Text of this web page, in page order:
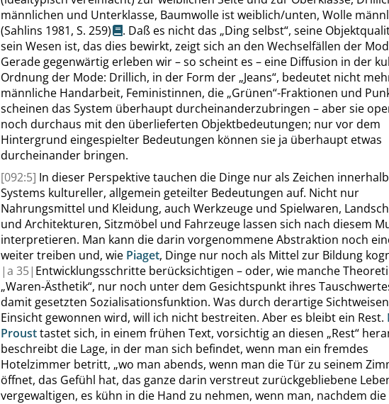
männlichen und Unterklasse, Baumwolle ist weiblich/unten, Wolle
(Sahlins 1981, S. 259) . Daß es nicht das „Ding selbst“, seine
sein Wesen ist, das dies bewirkt, zeigt sich an den Wechselfällen der
Gerade gegenwärtig erleben wir – so scheint es – eine Diffusion in der
Ordnung der Mode: Drillich, in der Form der „Jeans“, bedeutet nicht
männliche Handarbeit, Feministinnen, die „Grünen“-Fraktionen und
scheinen das System überhaupt durcheinanderzubringen – aber sie
noch durchaus mit den überlieferten Objektbedeutungen; nur vor dem
Hintergrund eingespielter Bedeutungen können sie ja überhaupt etwas
durcheinander bringen.
[092:5] In dieser Perspektive tauchen die Dinge nur als Zeichen
Systems kultureller, allgemein geteilter Bedeutungen auf. Nicht nur
Nahrungsmittel und Kleidung, auch Werkzeuge und Spielwaren,
und Architekturen, Sitzmöbel und Fahrzeuge lassen sich nach diesem
interpretieren. Man kann die darin vorgenommene Abstraktion noch
weiter treiben und, wie Piaget, Dinge nur noch als Mittel zur Bildung
|a 35| Entwicklungsschritte berücksichtigen – oder, wie manche
„Waren-Ästhetik“, nur noch unter dem Gesichtspunkt ihres
damit gesetzten Sozialisationsfunktion. Was durch derartige
Einsicht gewonnen wird, will ich nicht bestreiten. Aber es bleibt ein Rest.
Prousttastet sich, in einem frühen Text, vorsichtig an diesen „Rest“
beschreibt die Lage, in der man sich befindet, wenn man ein fremdes
Hotelzimmer betritt, „wo man abends, wenn man die Tür zu seinem
öffnet, das Gefühl hat, das ganze darin verstreut zurückgebliebene
vergewaltigen, es kühn in die Hand zu nehmen, wenn man, nachdem